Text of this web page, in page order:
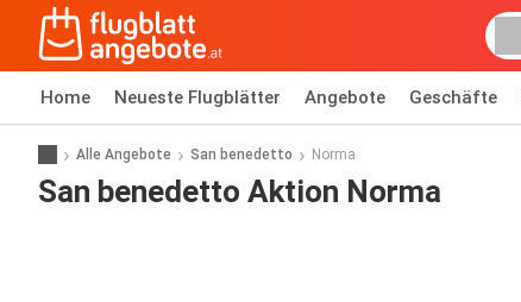
Home Neueste Flugblätter Angebote Geschäfte
Alle Angebote San benedetto Norma
San benedetto Aktion Norma